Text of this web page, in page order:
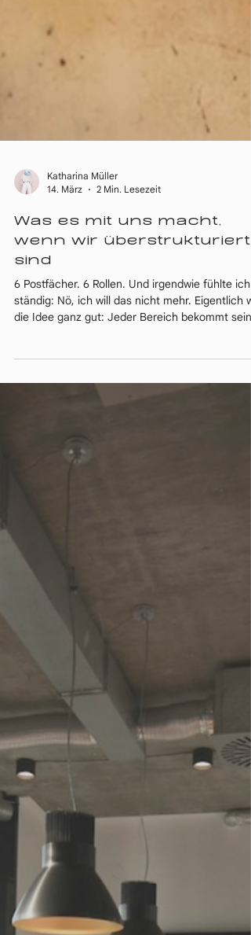
Katharina Müller
14. März
2 Min. Lesezeit
Was es mit uns macht,
wenn wir überstrukturiert
sind
die Idee ganz gut: Jeder Bereich bekommt sein
eigenes Postfach. Am Schluss hatte ich 6 E-
KI-Revolution angelegt. Klingt erstmal
oder? War es aber nicht. Es war ein stiller